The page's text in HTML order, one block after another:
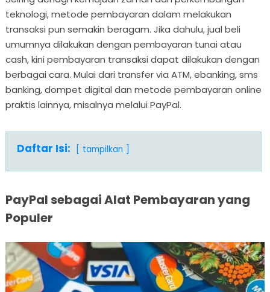
teknologi, metode pembayaran dalam melakukan
transaksi pun semakin beragam. Jika dahulu, jual beli
umumnya dilakukan dengan pembayaran tunai atau
cash, kini pembayaran transaksi dapat dilakukan dengan
berbagai cara. Mulai dari transfer via ATM, ebanking, sms
banking, dompet digital dan metode pembayaran online
praktis lainnya, misalnya melalui PayPal.
Daftar Isi: tampilkan
PayPal sebagai Alat Pembayaran yang
Populer